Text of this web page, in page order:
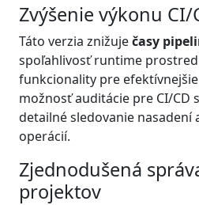
Zvýšenie výkonu CI/
Táto verzia znižuječasy
spoľahlivosť runtime
funkcionality pre
možnosť auditácie pre CI/CD
detailné sledovanie nasadení
operácií.
Zjednodušená
projektov